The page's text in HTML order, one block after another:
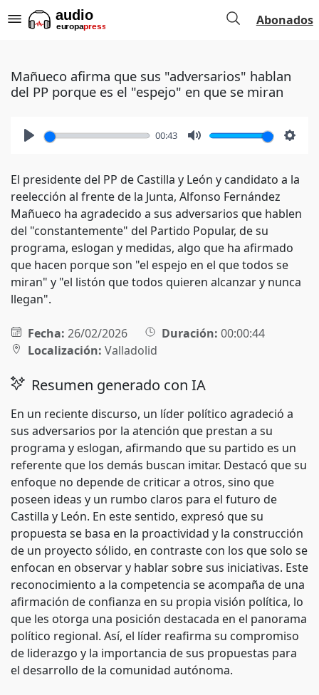
Abonados
Mañueco afirma que sus "adversarios" hablan
del PP porque es el "espejo" en que se miran
00:43
El presidente del PP de Castilla y León y candidato a la
reelección al frente de la Junta, Alfonso Fernández
Mañueco ha agradecido a sus adversarios que hablen
del "constantemente" del Partido Popular, de su
programa, eslogan y medidas, algo que ha afirmado
que hacen porque son "el espejo en el que todos se
miran" y "el listón que todos quieren alcanzar y nunca
llegan".
Fecha: 26/02/2026 Duración: 00:00:44
Localización: Valladolid
Resumen generado con IA
En un reciente discurso, un líder político agradeció a
sus adversarios por la atención que prestan a su
programa y eslogan, afirmando que su partido es un
referente que los demás buscan imitar. Destacó que su
enfoque no depende de criticar a otros, sino que
poseen ideas y un rumbo claros para el futuro de
Castilla y León. En este sentido, expresó que su
propuesta se basa en la proactividad y la construcción
de un proyecto sólido, en contraste con los que solo se
enfocan en observar y hablar sobre sus iniciativas. Este
reconocimiento a la competencia se acompaña de una
afirmación de confianza en su propia visión política, lo
que les otorga una posición destacada en el panorama
político regional. Así, el líder reafirma su compromiso
de liderazgo y la importancia de sus propuestas para
el desarrollo de la comunidad autónoma.